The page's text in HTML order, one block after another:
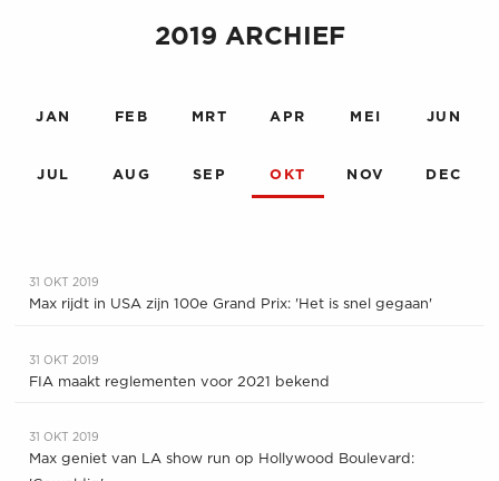
2019 ARCHIEF
JAN FEB MRT APR MEI JUN
JUL AUG SEP OKT NOV DEC
31 OKT 2019
Max rijdt in USA zijn 100e Grand Prix: 'Het is snel gegaan'
31 OKT 2019
FIA maakt reglementen voor 2021 bekend
31 OKT 2019
Max geniet van LA show run op Hollywood Boulevard: